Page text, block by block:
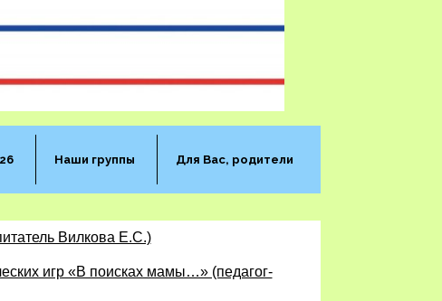
Наши группы Для Вас, родители
Вилкова Е.С.)
игр «В поисках мамы…» (педагог-